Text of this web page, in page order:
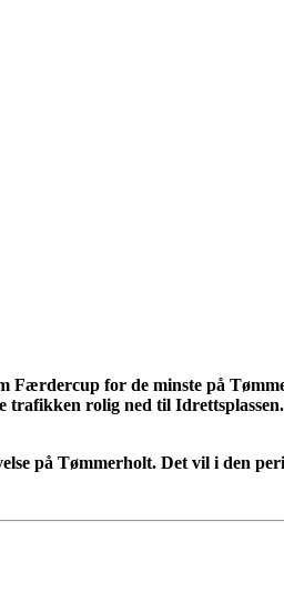
Færdercup for de minste på
rolig ned til
på Tømmerholt. Det vil i den